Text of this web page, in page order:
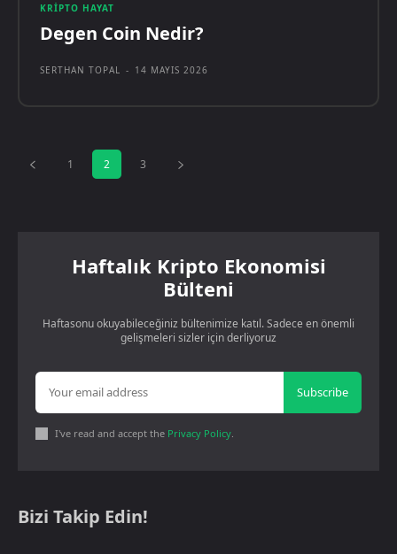
KRIPTO HAYAT
Degen Coin Nedir?
SERTHAN TOPAL - 14 MAYIS 2026
1 2 3
Haftalık Kripto Ekonomisi
Bülteni
Haftasonu okuyabileceğiniz bültenimize katıl. Sadece en önemli
gelişmeleri sizler için derliyoruz
Subscribe
I've read and accept the Privacy Policy.
Bizi Takip Edin!